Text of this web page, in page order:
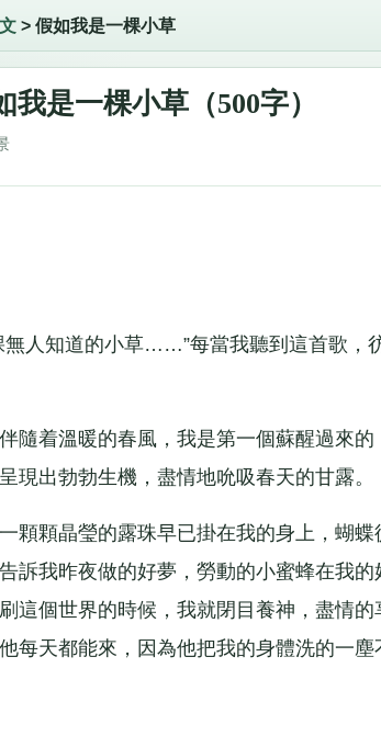
> 假如我是一棵小草
我是一棵小草（500字）
人知道的小草……”每當我聽到這首歌，
着溫暖的春風，我是第一個蘇醒過來的
現出勃勃生機，盡情地吮吸春天的甘露。
顆晶瑩的露珠早已掛在我的身上，蝴蝶
訴我昨夜做的好夢，勞動的小蜜蜂在我
這個世界的時候，我就閉目養神，盡情
每天都能來，因為他把我的身體洗的一